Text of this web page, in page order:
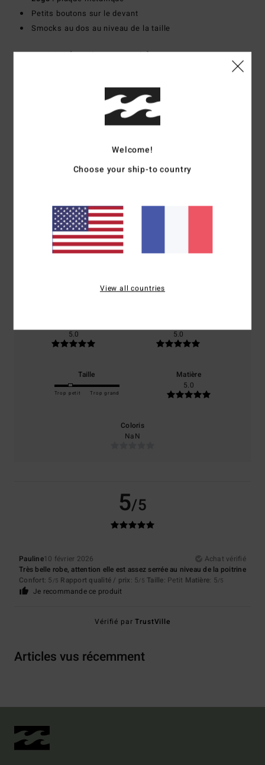
Petits boutons sur le devant
Smocks au dos au niveau de la taille
Composition[Matière principale] 100% Viscose
Livraison & Retours
Avis clients
Note moyenne
5.0
100% de nos clients recommandent ce produit
5.0
5.0
Taille
Trop petit Trop grand
Matière
5.0
Coloris
NaN
5/5
Pauline10 février 2026
Achat vérifié
Très belle robe, attention elle est assez serrée au niveau de la poitrine
Confort: 5 /5 Rapport qualité / prix: 5/5 Taille: Petit Matière: 5/5
Je recommande ce produit
Vérifié parTrustVille
Articles vus récemment
Welcome!
Choose your ship-to country
View all countries